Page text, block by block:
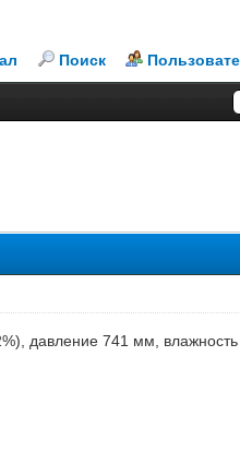
Поиск
давление 741 мм,